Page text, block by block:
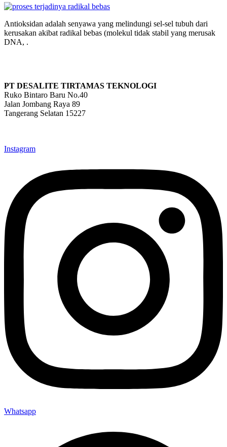
Antioksidan adalah senyawa yang melindungi sel-sel tubuh dari
kerusakan akibat radikal bebas (molekul tidak stabil yang merusak
DNA, .
PT DESALITE TIRTAMAS TEKNOLOGI
Ruko Bintaro Baru No.40
Jalan Jombang Raya 89
Tangerang Selatan 15227
Instagram
Whatsapp